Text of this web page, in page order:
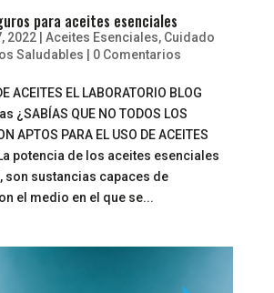
para aceites esenciales
2022| Aceites Esenciales, Cuidado
Saludables 0 Comentarios
ACEITES EL LABORATORIO BLOG
¿SABÍAS QUE NO TODOS LOS
APTOS PARA EL USO DE ACEITES
potencia de los aceites esenciales
son sustancias capaces de
el medio en el que se...